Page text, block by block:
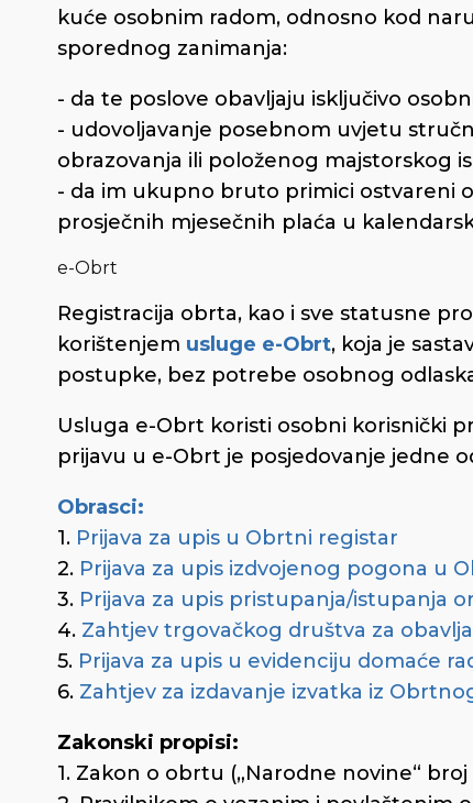
kuće osobnim radom, odnosno kod
sporednog zanimanja:
- da te poslove obavljaju isključivo
- udovoljavanje posebnom uvjetu
obrazovanja ili položenog majstorskog
- da im ukupno bruto primici ostvareni
prosječnih mjesečnih plaća u
e-Obrt
Registracija obrta, kao i sve statusne
korištenjem usluge e-Obrt, koja je
postupke, bez potrebe osobnog
Usluga e-Obrt koristi osobni korisnički
prijavu u e-Obrt je posjedovanje jedne
Obrasci:
1. Prijava za upis u Obrtni registar
2. Prijava za upis izdvojenog pogona u
3. Prijava za upis pristupanja/istupanja
4. Zahtjev trgovačkog društva za
5. Prijava za upis u evidenciju domaće
6. Zahtjev za izdavanje izvatka iz
Zakonski propisi:
1. Zakon o obrtu („Narodne novine“ broj